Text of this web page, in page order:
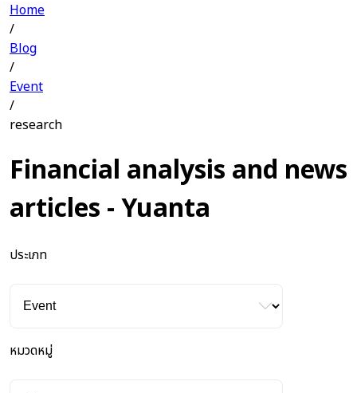
Home
/
Blog
/
Event
/
research
Financial analysis and news
articles - Yuanta
ประเภท
หมวดหมู่